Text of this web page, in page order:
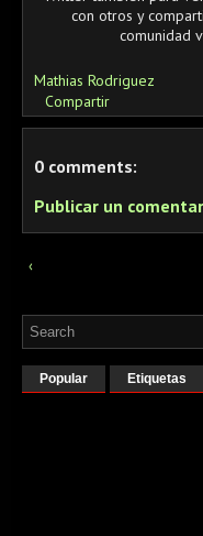
con otros y
comunidad
Mathias Rodriguez
Compartir
0 comments:
Publicar un
‹
Popular Etiquetas